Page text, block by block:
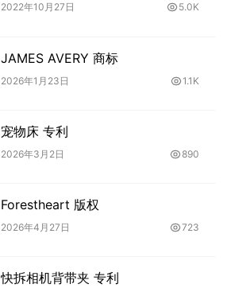
2022年10月27日 5.0K
JAMES AVERY 商标
2026年1月23日 1.1K
宠物床 专利
2026年3月2日 890
Forestheart 版权
2026年4月27日 723
快拆相机背带夹 专利